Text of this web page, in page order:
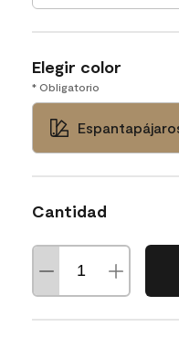
Elegir color
* Obligatorio
Cantidad